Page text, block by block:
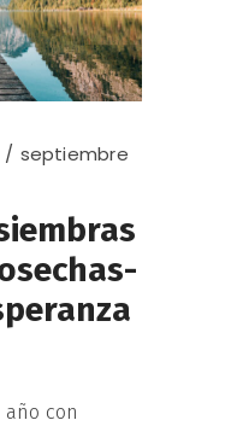
septiembre
con